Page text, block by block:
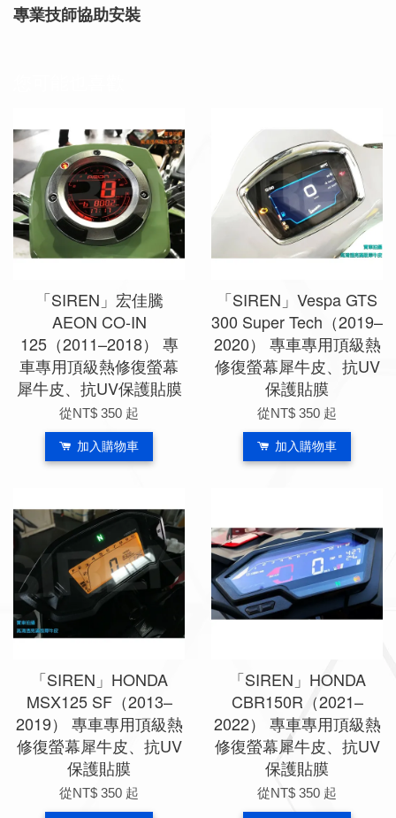
專業技師協助安裝
「SIREN」宏佳騰
AEON CO-IN
125（2011–2018） 專
車專用頂級熱修復螢幕
犀牛皮、抗UV保護貼膜
從NT$ 350 起
加入購物車
「SIREN」Vespa GTS
300 Super Tech（2019–
2020） 專車專用頂級熱
修復螢幕犀牛皮、抗UV
保護貼膜
從NT$ 350 起
加入購物車
「SIREN」HONDA
MSX125 SF（2013–
2019） 專車專用頂級熱
修復螢幕犀牛皮、抗UV
保護貼膜
從NT$ 350 起
「SIREN」HONDA
CBR150R（2021–
2022） 專車專用頂級熱
修復螢幕犀牛皮、抗UV
保護貼膜
從NT$ 350 起